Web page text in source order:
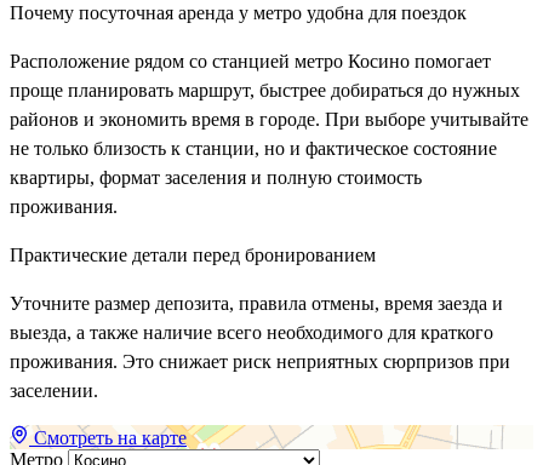
Почему посуточная аренда у метро удобна для поездок
Расположение рядом со станцией метро Косино помогает
проще планировать маршрут, быстрее добираться до нужных
районов и экономить время в городе. При выборе учитывайте
не только близость к станции, но и фактическое состояние
квартиры, формат заселения и полную стоимость
проживания.
Практические детали перед бронированием
Уточните размер депозита, правила отмены, время заезда и
выезда, а также наличие всего необходимого для краткого
проживания. Это снижает риск неприятных сюрпризов при
заселении.
Смотреть на карте
Метро